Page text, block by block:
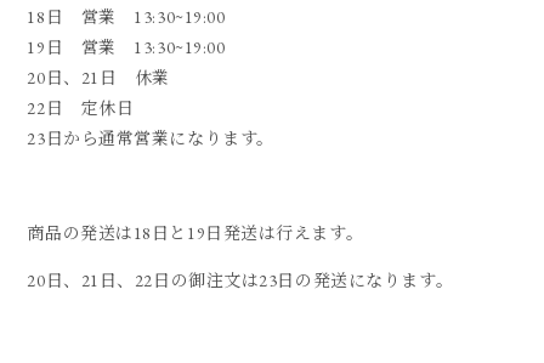
18日 営業 13:30~19:00
19日 営業 13:30~19:00
20日、21日 休業
22日 定休日
23日から通常営業になります。
商品の発送は18日と19日発送は行えます。
20日、21日、22日の御注文は23日の発送になります。